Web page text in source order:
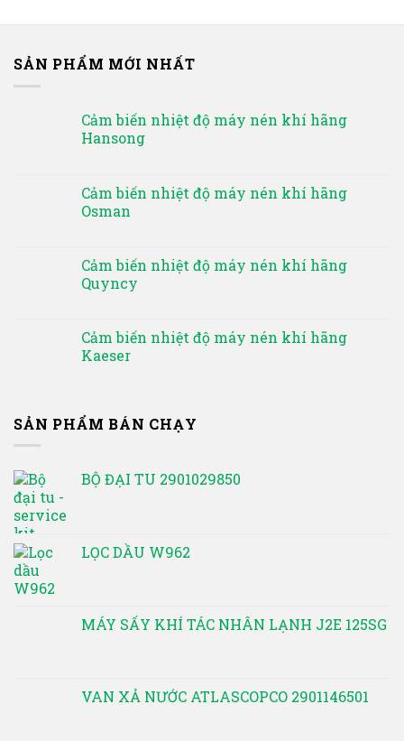
SẢN PHẨM MỚI NHẤT
Cảm biến nhiệt độ máy nén khí hãng
Hansong
Cảm biến nhiệt độ máy nén khí hãng
Osman
Cảm biến nhiệt độ máy nén khí hãng
Quyncy
Cảm biến nhiệt độ máy nén khí hãng
Kaeser
SẢN PHẨM BÁN CHẠY
BỘ ĐẠI TU 2901029850
LỌC DẦU W962
MÁY SẤY KHÍ TÁC NHÂN LẠNH J2E 125SG
VAN XẢ NƯỚC ATLASCOPCO 2901146501